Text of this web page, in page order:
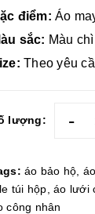
điểm: Áo
sắc: Màu
Theo yêu
lượng: -
áo bảo hộ
túi hộp ,áo lưới
công nhân